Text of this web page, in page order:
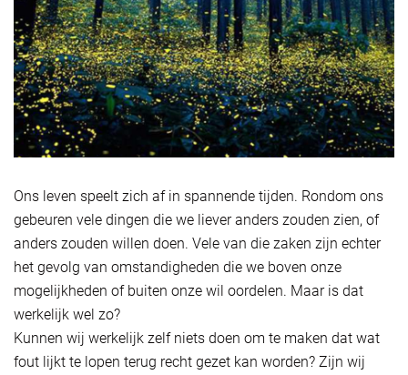
Ons leven speelt zich af in spannende tijden. Rondom ons
gebeuren vele dingen die we liever anders zouden zien, of
anders zouden willen doen. Vele van die zaken zijn echter
het gevolg van omstandigheden die we boven onze
mogelijkheden of buiten onze wil oordelen. Maar is dat
werkelijk wel zo?
Kunnen wij werkelijk zelf niets doen om te maken dat wat
fout lijkt te lopen terug recht gezet kan worden? Zijn wij